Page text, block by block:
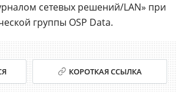
сетевых решений/LAN» при
группы OSP Data.
КОРОТКАЯ ССЫЛКА